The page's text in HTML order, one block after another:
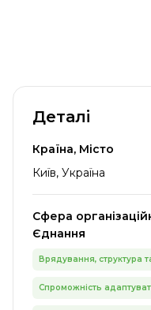
Деталі
Країна, Місто
Київ, Україна
Сфера
Єднання
Врядування, структура
Спроможність